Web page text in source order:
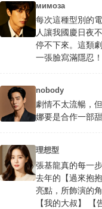
мимоза
每次這種型別的
人讓我國慶日夜
停不下來。這類
一張臉寫滿隱忍
nobody
劇情不太流暢，
娜要是合作一部
理想型
張基龍真的每一
去年的【過來抱
亮點，所飾演的
【我的大叔】